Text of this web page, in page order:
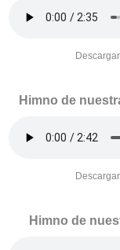
Himno de
Himno de